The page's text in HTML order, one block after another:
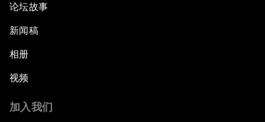
论坛故事
新闻稿
相册
视频
加入我们